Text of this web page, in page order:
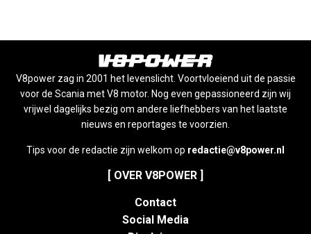
V8power zag in 2001 het levenslicht. Voortvloeiend uit de passie
voor de Scania met V8 motor. Nog even gepassioneerd zijn wij
vrijwel dagelijks bezig om andere liefhebbers van het laatste
nieuws en reportages te voorzien.
Tips voor de redactie zijn welkom op redactie@v8power.nl
[ OVER V8POWER ]
Contact
Social Media